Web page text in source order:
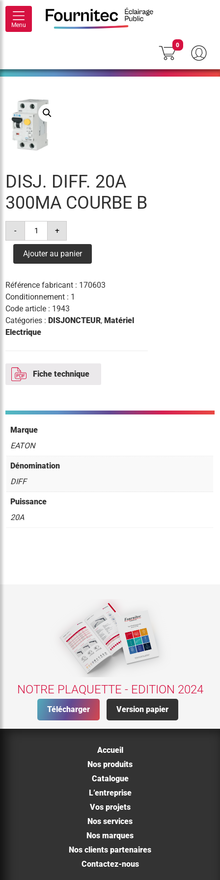
Menu
0
DISJ. DIFF. 20A
300MA COURBE B
-
quantité
disj.
20a
300ma
+
Ajouter au panier
Référence fabricant : 170603
Conditionnement : 1
Code article : 1943
Catégories : DISJONCTEUR, Matériel
Electrique
Fiche technique
Marque
EATON
Dénomination
DIFF
Puissance
20A
NOTRE PLAQUETTE - EDITION 2024
Télécharger Version papier
Accueil
Nos produits
Catalogue
L’entreprise
Vos projets
Nos services
Nos marques
Nos clients partenaires
Contactez-nous